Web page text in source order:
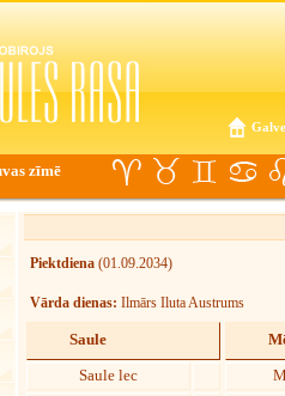
zīmē
Piektdiena (01.09.2034)
Vārda dienas: Ilmārs Iluta Austrums
Saule
Saule lec